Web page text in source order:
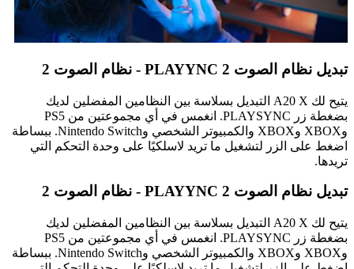
تبديل نظام الصوت PLAYYNC 2 - نظام الصوت 2
يتيح لك A20 X التبديل بسلاسة بين النظامين المفضلين لديك
بضغطة زر PLAYSYNC. انغمس في أي مجموعتين من PS5
وXBOX وXBOX والكمبيوتر الشخصي وNintendo Switch. ببساطة
اضغط على الزر لتشغيل ما تريد لاسلكيًا على وحدة التحكم التي
تريدها.
تبديل نظام الصوت PLAYYNC 2 - نظام الصوت 2
يتيح لك A20 X التبديل بسلاسة بين النظامين المفضلين لديك
بضغطة زر PLAYSYNC. انغمس في أي مجموعتين من PS5
وXBOX وXBOX والكمبيوتر الشخصي وNintendo Switch. ببساطة